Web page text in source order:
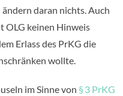
daran nichts. Auch
OLG keinen Hinweis
Erlass des PrKG die
wollte.
im Sinne von § 3 PrKG